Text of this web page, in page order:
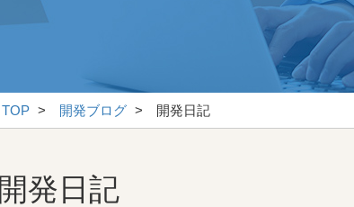
TOP 開発ブログ 開発日記
開発日記